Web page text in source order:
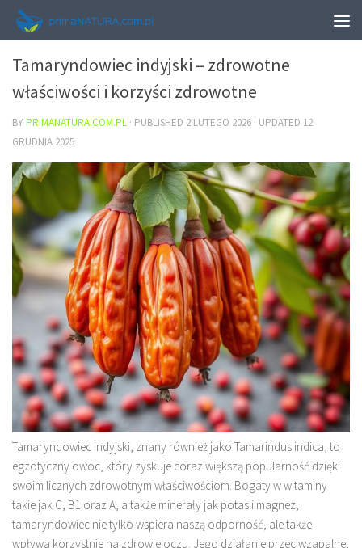
ZDROWIE
Tamaryndowiec indyjski – zdrowotne
właściwości i korzyści zdrowotne
BYPRIMANATURA.COM.PL · PUBLISHED 2 LUTEGO 2026 · UPDATED 12
GRUDNIA 2025
Tamaryndowiec indyjski, znany również jako Tamarindus indica, to
egzotyczny owoc, który zyskuje coraz większą popularność dzięki
swoim licznych zdrowotnym właściwościom. Bogaty w witaminy
takie jak C, B1 oraz A, a także minerały jak potas i magnez,
tamaryndowiec nie tylko wspiera naszą odporność, ale także
wpływa korzystnie na zdrowie oczu. Jego działanie przeciwzapalne,